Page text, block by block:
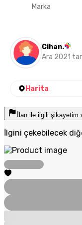
Marka
Cihan.
Ara 2021
Harita
İlan ile ilgili şikayetim
İlgini çekebilecek